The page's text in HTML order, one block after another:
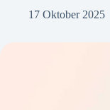
17 Oktober 2025